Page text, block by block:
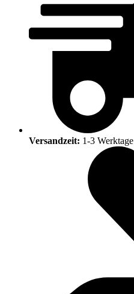
Versandzeit: 1-3 Werktage